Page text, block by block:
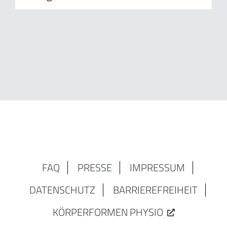
FAQ PRESSE
IMPRESSUM
DATENSCHUTZ
BARRIEREFREIHEIT
KÖRPERFORMEN PHYSIO